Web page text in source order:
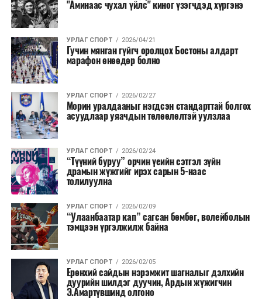
"Аминаас чухал үйлс" киног үзэгчдэд хүргэнэ
УРЛАГ СПОРТ 2026/04/21
Гучин мянган гүйгч оролцох Бостоны алдарт
марафон өнөөдөр болно
УРЛАГ СПОРТ 2026/02/27
Морин уралдааныг нэгдсэн стандарттай болгох
асуудлаар уяачдын төлөөлөлтэй уулзлаа
УРЛАГ СПОРТ 2026/02/24
“Түүний буруу” орчин үеийн сэтгэл зүйн
драмын жүжгийг ирэх сарын 5-наас
толилуулна
УРЛАГ СПОРТ 2026/02/09
“Улаанбаатар кап” сагсан бөмбөг, волейболын
тэмцээн үргэлжилж байна
УРЛАГ СПОРТ 2026/02/05
Ерөнхий сайдын нэрэмжит шагналыг дэлхийн
дуурийн шилдэг дуучин, Ардын жүжигчин
Э.Амартүвшинд олгоно